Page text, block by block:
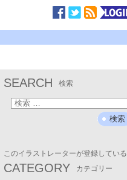
SEARCH 検索
このイラストレーターが登録している
CATEGORY カテゴリー